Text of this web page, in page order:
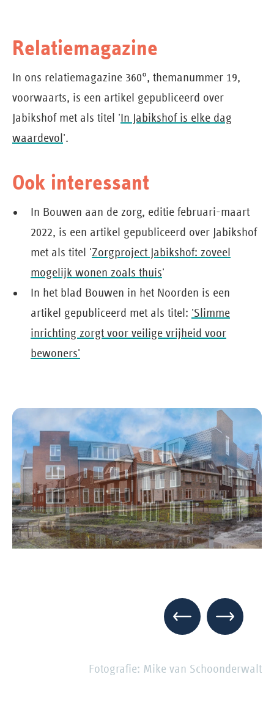
Relatiemagazine
In ons relatiemagazine 360°, themanummer 19,
voorwaarts, is een artikel gepubliceerd over
Jabikshof met als titel 'In Jabikshof is elke dag
waardevol '.
Ook interessant
In Bouwen aan de zorg, editie februari-maart
2022, is een artikel gepubliceerd over Jabikshof
met als titel 'Zorgproject Jabikshof: zoveel
mogelijk wonen zoals thuis'
In het blad Bouwen in het Noorden is een
artikel gepubliceerd met als titel: 'Slimme
inrichting zorgt voor veilige vrijheid voor
bewoners'
Fotografie: Mike van Schoonderwalt